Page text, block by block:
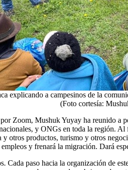
explicando a campesinos de la
(Foto cortesía:
Zoom, Mushuk Yuyay ha reunido a
y ONGs en toda la región.
otros productos, turismo y otros
y frenará la migración. Dará
Cada paso hacia la organización de